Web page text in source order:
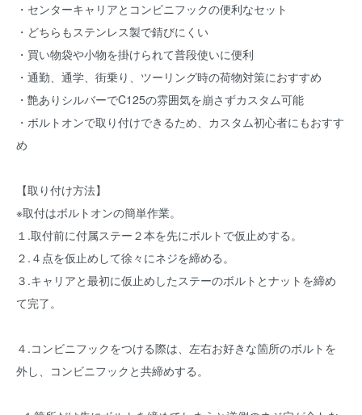
・センターキャリアとコンビニフックの便利なセット
・どちらもステンレス製で錆びにくい
・買い物袋や小物を掛けられて普段使いに便利
・通勤、通学、街乗り、ツーリング時の荷物対策におすすめ
・艶ありシルバーでC125の雰囲気を崩さずカスタム可能
・ボルトオンで取り付けできるため、カスタム初心者にもおすす
め
【取り付け方法】
※取付はボルトオンの簡単作業。
１.取付前に付属ステー２本を先にボルトで仮止めする。
２.４点を仮止めして徐々にネジを締める。
３.キャリアと最初に仮止めしたステーのボルトとナットを締め
て完了。
４.コンビニフックをつける際は、左右お好きな箇所のボルトを
外し、コンビニフックと共締めする。